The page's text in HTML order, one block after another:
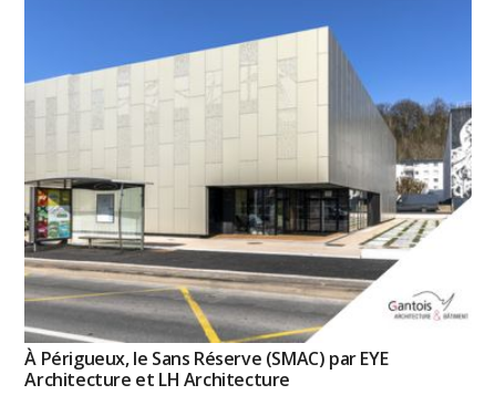
À Périgueux, le Sans Réserve (SMAC) par EYE
Architecture et LH Architecture